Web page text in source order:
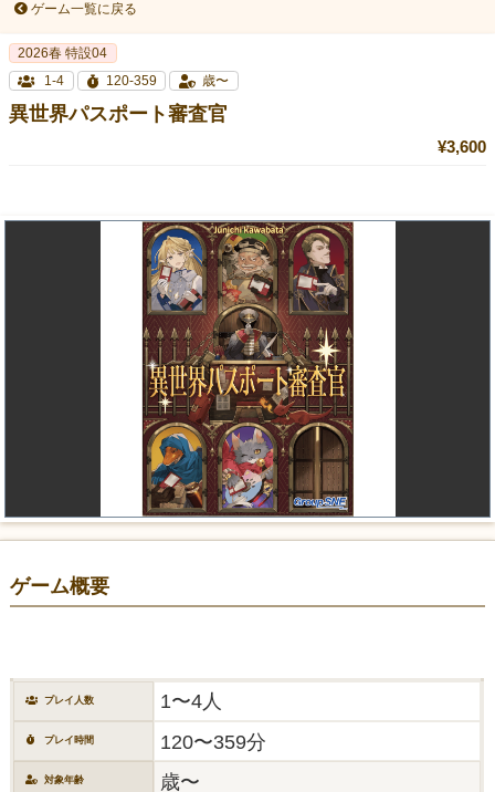
ゲーム一覧に戻る
2026春 特設04
1-4
120-359 歳〜
異世界パスポート審査官
¥3,600
ゲーム概要
プレイ人数 1〜4人
プレイ時間 120〜359分
対象年齢 歳〜